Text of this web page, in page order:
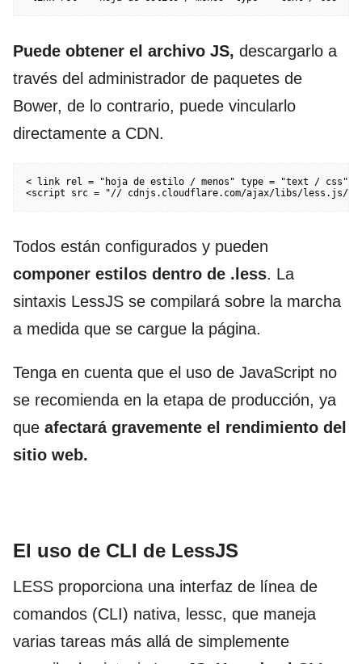
Puede obtener el archivo JS, descargarlo a
través del administrador de paquetes de
Bower, de lo contrario, puede vincularlo
directamente a CDN.
< link rel = "hoja de estilo / menos" type = "text / css"
<script src = "// cdnjs.cloudflare.com/ajax/libs/less.js/
Todos están configurados y pueden
componer estilos dentro de .less. La
sintaxis LessJS se compilará sobre la marcha
a medida que se cargue la página.
Tenga en cuenta que el uso de JavaScript no
se recomienda en la etapa de producción, ya
que afectará gravemente el rendimiento del
sitio web.
El uso de CLI de LessJS
LESS proporciona una interfaz de línea de
comandos (CLI) nativa, lessc, que maneja
varias tareas más allá de simplemente